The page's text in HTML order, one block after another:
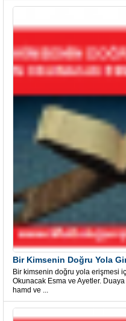
Bir Kimsenin Doğru Yola
Bir kimsenin doğru yola erişmesi
Okunacak Esma ve Ayetler.
hamd ve ...